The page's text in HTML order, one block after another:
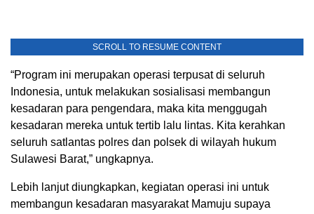
SCROLL TO RESUME CONTENT
“Program ini merupakan operasi terpusat di seluruh
Indonesia, untuk melakukan sosialisasi membangun
kesadaran para pengendara, maka kita menggugah
kesadaran mereka untuk tertib lalu lintas. Kita kerahkan
seluruh satlantas polres dan polsek di wilayah hukum
Sulawesi Barat,” ungkapnya.
Lebih lanjut diungkapkan, kegiatan operasi ini untuk
membangun kesadaran masyarakat Mamuju supaya